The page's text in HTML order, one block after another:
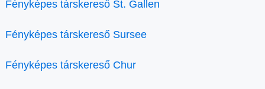
Fényképes társkereső St. Gallen
Fényképes társkereső Sursee
Fényképes társkereső Chur